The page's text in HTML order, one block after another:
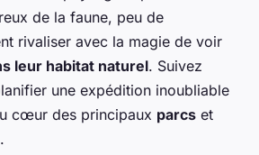
de la faune, peu de
rivaliser avec la magie de voir
leur habitat naturel. Suivez
une expédition inoubliable
cœur des principaux parcs et